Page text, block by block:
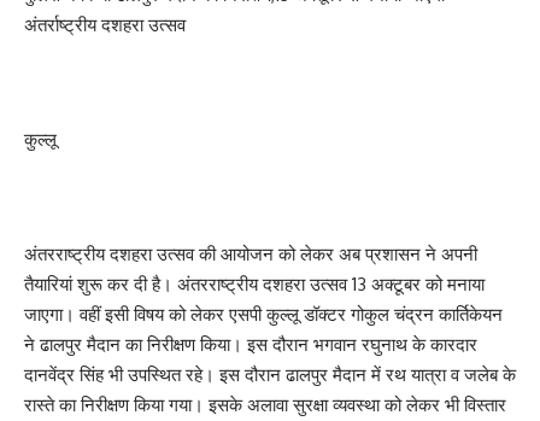
अंतर्राष्ट्रीय दशहरा उत्सव
कुल्लू
अंतरराष्ट्रीय दशहरा उत्सव की आयोजन को लेकर अब प्रशासन ने अपनी
तैयारियां शुरू कर दी है। अंतरराष्ट्रीय दशहरा उत्सव 13 अक्टूबर को मनाया
जाएगा। वहीं इसी विषय को लेकर एसपी कुल्लू डॉक्टर गोकुल चंद्रन कार्तिकेयन
ने ढालपुर मैदान का निरीक्षण किया। इस दौरान भगवान रघुनाथ के कारदार
दानवेंद्र सिंह भी उपस्थित रहे। इस दौरान ढालपुर मैदान में रथ यात्रा व जलेब के
रास्ते का निरीक्षण किया गया। इसके अलावा सुरक्षा व्यवस्था को लेकर भी विस्तार